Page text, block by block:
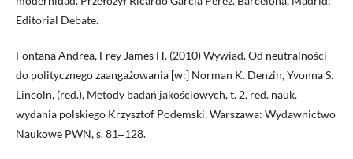
Editorial Debate.
Fontana Andrea, Frey James H. (2010) Wywiad. Od neutralności
do politycznego zaangażowania [w:] Norman K. Denzin, Yvonna S.
Lincoln, (red.), Metody badań jakościowych, t. 2, red. nauk.
wydania polskiego Krzysztof Podemski. Warszawa: Wydawnictwo
Naukowe PWN, s. 81‒128.